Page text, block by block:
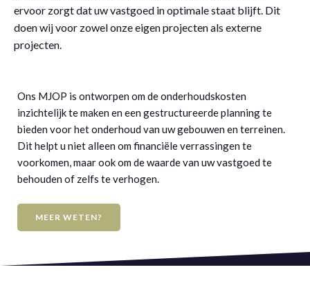
ervoor zorgt dat uw vastgoed in optimale staat blijft. Dit
doen wij voor zowel onze eigen projecten als externe
projecten.
Ons MJOP is ontworpen om de onderhoudskosten
inzichtelijk te maken en een gestructureerde planning te
bieden voor het onderhoud van uw gebouwen en terreinen.
Dit helpt u niet alleen om financiële verrassingen te
voorkomen, maar ook om de waarde van uw vastgoed te
behouden of zelfs te verhogen.
MEER WETEN?